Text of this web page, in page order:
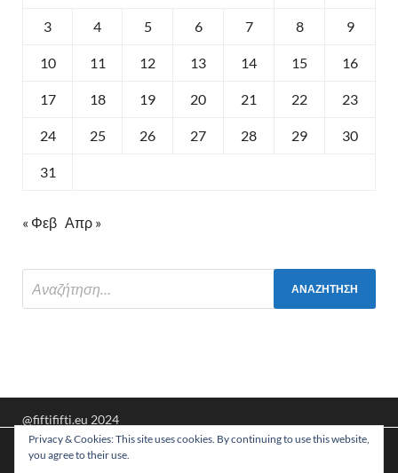
3 4 5 6 7 8 9
10 11 12 13 14 15 16
17 18 19 20 21 22 23
24 25 26 27 28 29 30
31
« Φεβ Απρ »
@fiftififti.eu 2024
Υποστηρίζεται απόWordPressκαιHitMag.
Χρησιμοποιούμε cookies για να σας προσφέρουμε τη
βέλτιστη εμπειρία πλοήγησης στον ιστότοπό μας.
Privacy & Cookies: This site uses cookies. By continuing to use this website,
you agree to their use.